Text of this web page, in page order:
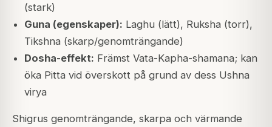
(stark)
Guna (egenskaper): Laghu (lätt), Ruksha (torr),
Tikshna (skarp/genomträngande)
Dosha-effekt: Främst Vata-Kapha-shamana; kan
öka Pitta vid överskott på grund av dess Ushna
virya
Shigrus genomträngande, skarpa och värmande